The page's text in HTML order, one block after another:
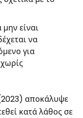
είναι
να
για
αποκάλυψε
κατά λάθος σε